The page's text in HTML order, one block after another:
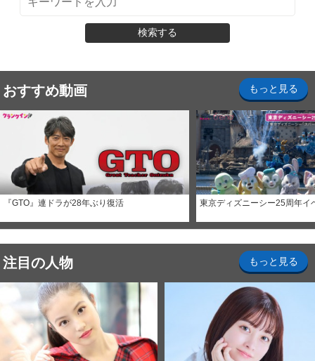
検索する
おすすめ動画 もっと見る
『GTO』連ドラが28年ぶり復活 東京ディズニーシー25周年イ
注目の人物 もっと見る